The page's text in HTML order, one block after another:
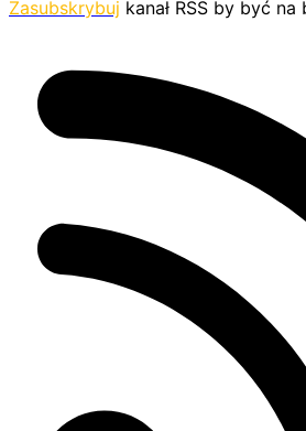
Zasubskrybuj kanał RSS by być na